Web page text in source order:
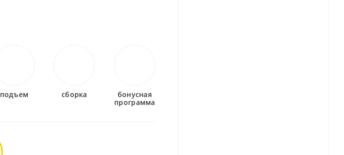
подъем сборка
бонусная
программа